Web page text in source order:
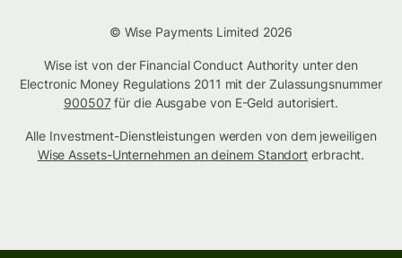
© Wise Payments Limited 2026
Wise ist von der Financial Conduct Authority unter den
Electronic Money Regulations 2011 mit der Zulassungsnummer
900507für die Ausgabe von E-Geld autorisiert.
Alle Investment-Dienstleistungen werden von dem jeweiligen
Wise Assets-Unternehmen an deinem Standort erbracht.